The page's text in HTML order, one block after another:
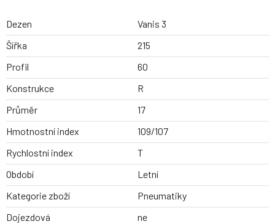
Dezen
Vanis 3
Šířka
215
Profil
60
Konstrukce
R
Průměr
17
Hmotnostní index
109/107
Rychlostní index
T
Období
Letní
Kategorie zboží
Pneumatiky
Dojezdová
ne